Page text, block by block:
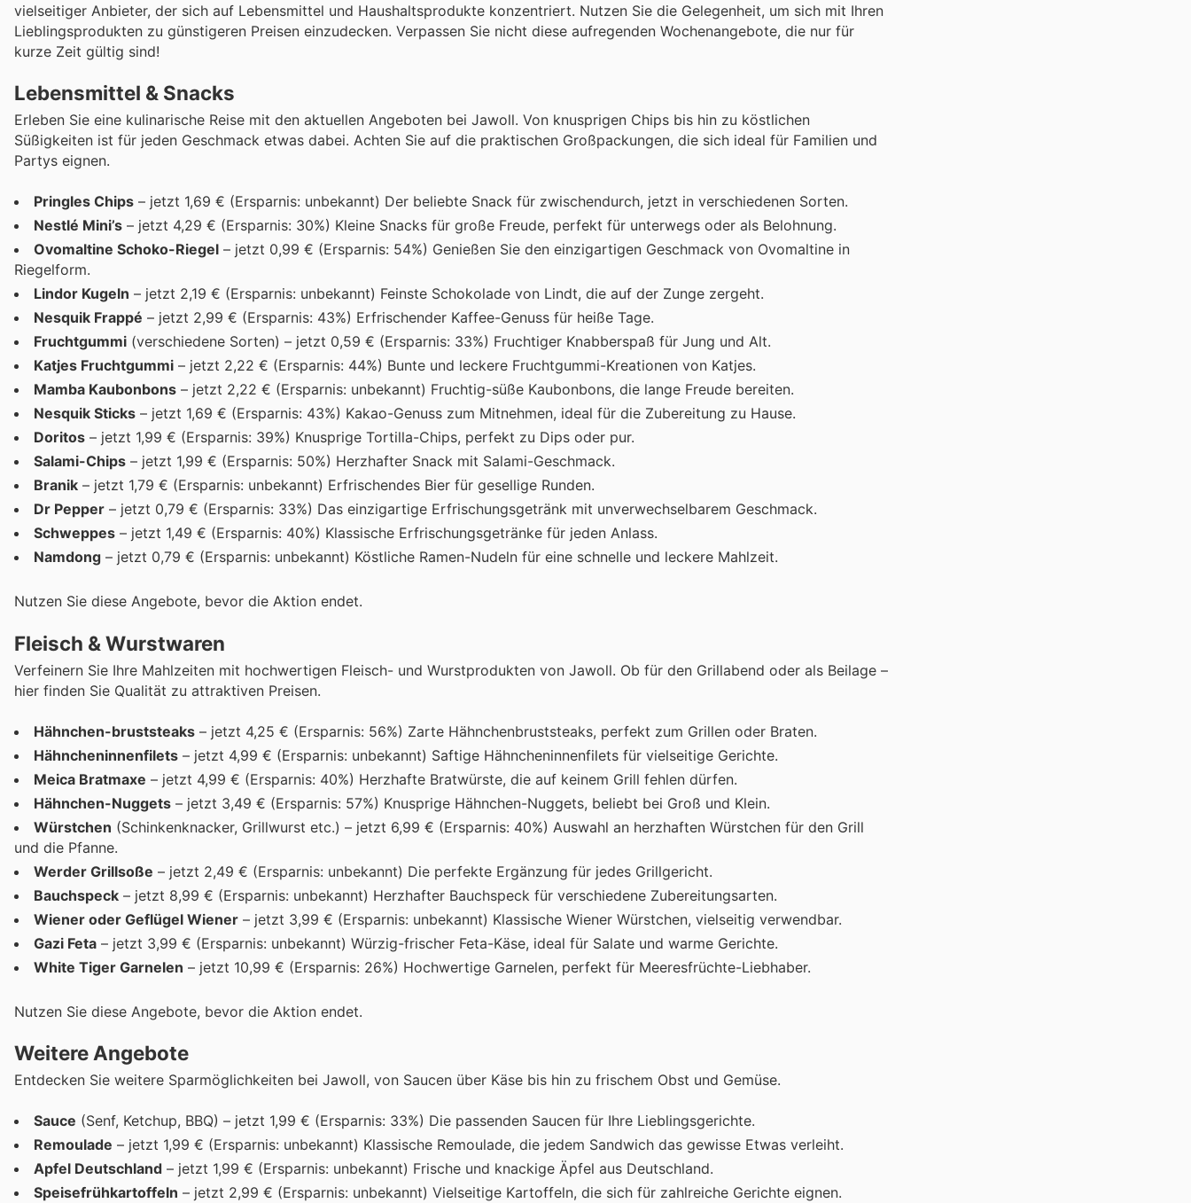
vielseitiger Anbieter, der sich auf Lebensmittel und Haushaltsprodukte konzentriert. Nutzen Sie die Gelegenheit, um sich mit Ihren
Lieblingsprodukten zu günstigeren Preisen einzudecken. Verpassen Sie nicht diese aufregenden Wochenangebote, die nur für
kurze Zeit gültig sind!
Lebensmittel & Snacks
Erleben Sie eine kulinarische Reise mit den aktuellen Angeboten bei Jawoll. Von knusprigen Chips bis hin zu köstlichen
Süßigkeiten ist für jeden Geschmack etwas dabei. Achten Sie auf die praktischen Großpackungen, die sich ideal für Familien und
Partys eignen.
Pringles Chips – jetzt 1,69 € (Ersparnis: unbekannt) Der beliebte Snack für zwischendurch, jetzt in verschiedenen Sorten.
Nestlé Mini’s – jetzt 4,29 € (Ersparnis: 30%) Kleine Snacks für große Freude, perfekt für unterwegs oder als Belohnung.
Ovomaltine Schoko-Riegel – jetzt 0,99 € (Ersparnis: 54%) Genießen Sie den einzigartigen Geschmack von Ovomaltine in
Riegelform.
Lindor Kugeln – jetzt 2,19 € (Ersparnis: unbekannt) Feinste Schokolade von Lindt, die auf der Zunge zergeht.
Nesquik Frappé – jetzt 2,99 € (Ersparnis: 43%) Erfrischender Kaffee-Genuss für heiße Tage.
Fruchtgummi (verschiedene Sorten) – jetzt 0,59 € (Ersparnis: 33%) Fruchtiger Knabberspaß für Jung und Alt.
Katjes Fruchtgummi – jetzt 2,22 € (Ersparnis: 44%) Bunte und leckere Fruchtgummi-Kreationen von Katjes.
Mamba Kaubonbons – jetzt 2,22 € (Ersparnis: unbekannt) Fruchtig-süße Kaubonbons, die lange Freude bereiten.
Nesquik Sticks – jetzt 1,69 € (Ersparnis: 43%) Kakao-Genuss zum Mitnehmen, ideal für die Zubereitung zu Hause.
Doritos – jetzt 1,99 € (Ersparnis: 39%) Knusprige Tortilla-Chips, perfekt zu Dips oder pur.
Salami-Chips – jetzt 1,99 € (Ersparnis: 50%) Herzhafter Snack mit Salami-Geschmack.
Branik – jetzt 1,79 € (Ersparnis: unbekannt) Erfrischendes Bier für gesellige Runden.
Dr Pepper – jetzt 0,79 € (Ersparnis: 33%) Das einzigartige Erfrischungsgetränk mit unverwechselbarem Geschmack.
Schweppes – jetzt 1,49 € (Ersparnis: 40%) Klassische Erfrischungsgetränke für jeden Anlass.
Namdong – jetzt 0,79 € (Ersparnis: unbekannt) Köstliche Ramen-Nudeln für eine schnelle und leckere Mahlzeit.
Nutzen Sie diese Angebote, bevor die Aktion endet.
Fleisch & Wurstwaren
Verfeinern Sie Ihre Mahlzeiten mit hochwertigen Fleisch- und Wurstprodukten von Jawoll. Ob für den Grillabend oder als Beilage –
hier finden Sie Qualität zu attraktiven Preisen.
Hähnchen-bruststeaks – jetzt 4,25 € (Ersparnis: 56%) Zarte Hähnchenbruststeaks, perfekt zum Grillen oder Braten.
Hähncheninnenfilets – jetzt 4,99 € (Ersparnis: unbekannt) Saftige Hähncheninnenfilets für vielseitige Gerichte.
Meica Bratmaxe – jetzt 4,99 € (Ersparnis: 40%) Herzhafte Bratwürste, die auf keinem Grill fehlen dürfen.
Hähnchen-Nuggets – jetzt 3,49 € (Ersparnis: 57%) Knusprige Hähnchen-Nuggets, beliebt bei Groß und Klein.
Würstchen (Schinkenknacker, Grillwurst etc.) – jetzt 6,99 € (Ersparnis: 40%) Auswahl an herzhaften Würstchen für den Grill
und die Pfanne.
Werder Grillsoße – jetzt 2,49 € (Ersparnis: unbekannt) Die perfekte Ergänzung für jedes Grillgericht.
Bauchspeck – jetzt 8,99 € (Ersparnis: unbekannt) Herzhafter Bauchspeck für verschiedene Zubereitungsarten.
Wiener oder Geflügel Wiener – jetzt 3,99 € (Ersparnis: unbekannt) Klassische Wiener Würstchen, vielseitig verwendbar.
Gazi Feta – jetzt 3,99 € (Ersparnis: unbekannt) Würzig-frischer Feta-Käse, ideal für Salate und warme Gerichte.
White Tiger Garnelen – jetzt 10,99 € (Ersparnis: 26%) Hochwertige Garnelen, perfekt für Meeresfrüchte-Liebhaber.
Nutzen Sie diese Angebote, bevor die Aktion endet.
Weitere Angebote
Entdecken Sie weitere Sparmöglichkeiten bei Jawoll, von Saucen über Käse bis hin zu frischem Obst und Gemüse.
Sauce (Senf, Ketchup, BBQ) – jetzt 1,99 € (Ersparnis: 33%) Die passenden Saucen für Ihre Lieblingsgerichte.
Remoulade – jetzt 1,99 € (Ersparnis: unbekannt) Klassische Remoulade, die jedem Sandwich das gewisse Etwas verleiht.
Apfel Deutschland – jetzt 1,99 € (Ersparnis: unbekannt) Frische und knackige Äpfel aus Deutschland.
Speisefrühkartoffeln – jetzt 2,99 € (Ersparnis: unbekannt) Vielseitige Kartoffeln, die sich für zahlreiche Gerichte eignen.